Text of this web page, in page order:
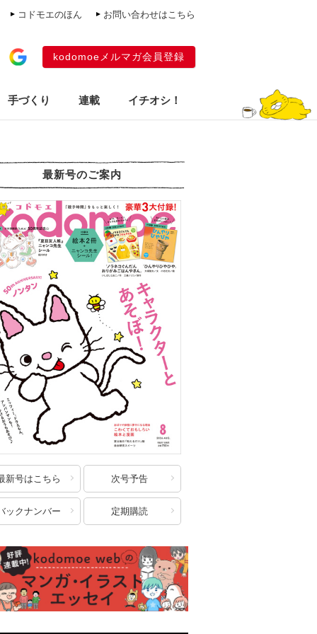
コドモエのほん お問い合わせはこちら
kodomoeメルマガ会員登録
手づくり 連載 イチオシ！
最新号のご案内
新号はこちら 次号予告
ックナンバー 定期購読